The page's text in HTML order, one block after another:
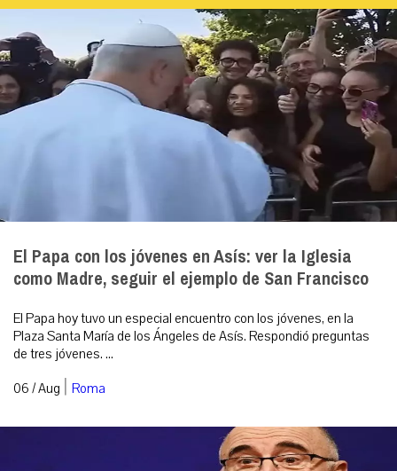
El Papa con los jóvenes en Asís: ver la Iglesia
como Madre, seguir el ejemplo de San Francisco
El Papa hoy tuvo un especial encuentro con los jóvenes, en la
Plaza Santa María de los Ángeles de Asís. Respondió preguntas
de tres jóvenes. ...
06 / Aug | Roma